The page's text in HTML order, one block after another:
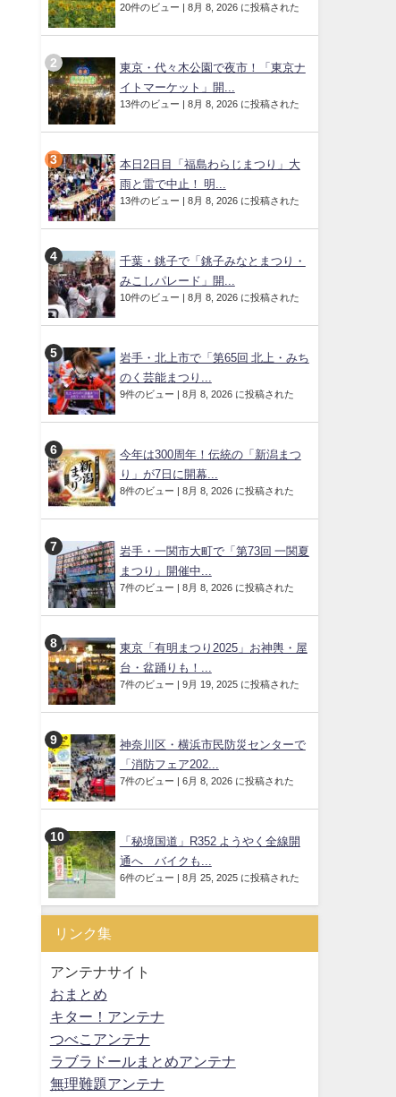
20件のビュー | 8月 8, 2026 に投稿された
東京・代々木公園で夜市！「東京ナ
イトマーケット」開...
13件のビュー | 8月 8, 2026 に投稿された
本日2日目「福島わらじまつり」大
雨と雷で中止！ 明...
13件のビュー | 8月 8, 2026 に投稿された
千葉・銚子で「銚子みなとまつり・
みこしパレード」開...
10件のビュー | 8月 8, 2026 に投稿された
岩手・北上市で「第65回 北上・みち
のく芸能まつり...
9件のビュー | 8月 8, 2026 に投稿された
今年は300周年！伝統の「新潟まつ
り」が7日に開幕...
8件のビュー | 8月 8, 2026 に投稿された
岩手・一関市大町で「第73回 一関夏
まつり」開催中...
7件のビュー | 8月 8, 2026 に投稿された
東京「有明まつり2025」お神輿・屋
台・盆踊りも！...
7件のビュー | 9月 19, 2025 に投稿された
神奈川区・横浜市民防災センターで
「消防フェア202...
7件のビュー | 6月 8, 2026 に投稿された
「秘境国道」R352 ようやく全線開
通へ バイクも...
6件のビュー | 8月 25, 2025 に投稿された
リンク集
アンテナサイト
おまとめ
キター！アンテナ
つべこアンテナ
ラブラドールまとめアンテナ
無理難題アンテナ